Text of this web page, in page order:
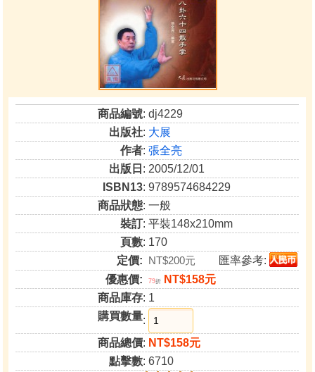
商品編號: dj4229
出版社: 大展
作者:張全亮
出版日 : 2005/12/01
ISBN13: 9789574684229
商品狀態: 一般
裝訂: 平裝148x210mm
頁數: 170
定價: NT$200元
匯率參考:
優惠價:
79折
NT$158元
商品庫存: 1
購買數量:
商品總價: NT$158元
點擊數: 6710